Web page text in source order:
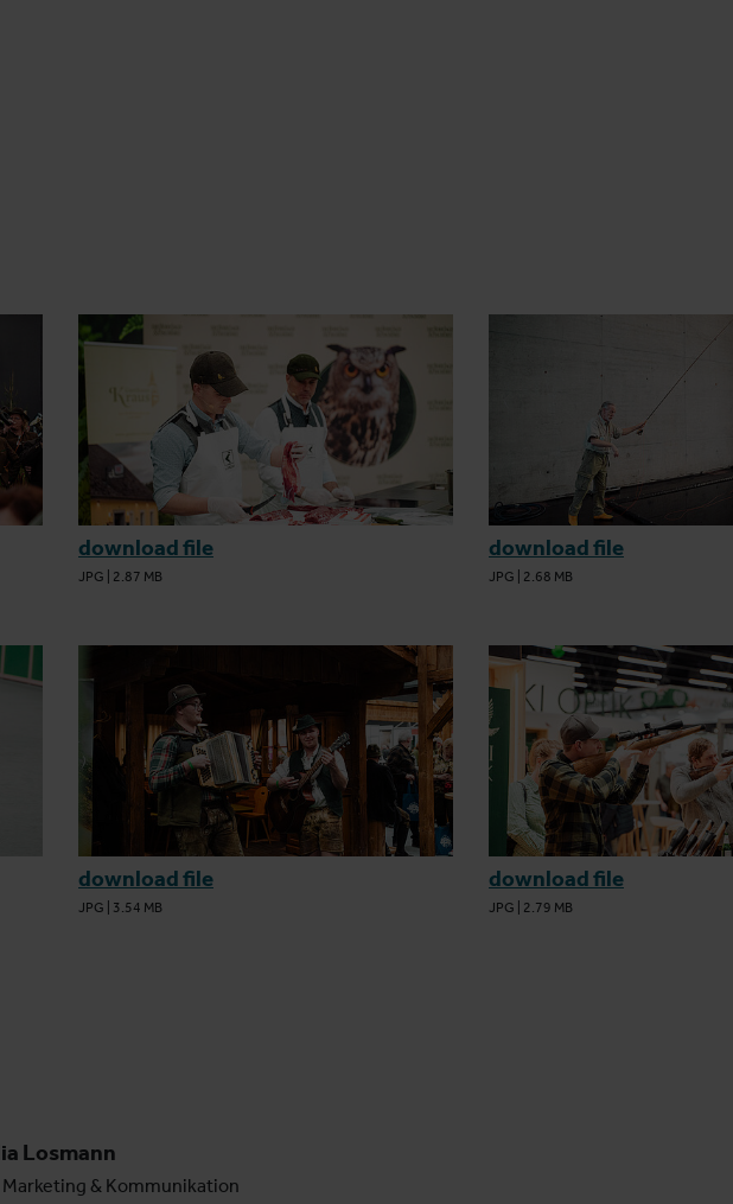
download file
JPG 2.87 MB
download file
JPG 2.68 MB
download file
JPG 3.54 MB
download file
JPG 2.79 MB
Losmann
& Kommunikation